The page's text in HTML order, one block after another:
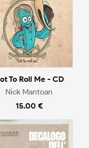
To Roll Me - CD
Nick Mantoan
15.00 €